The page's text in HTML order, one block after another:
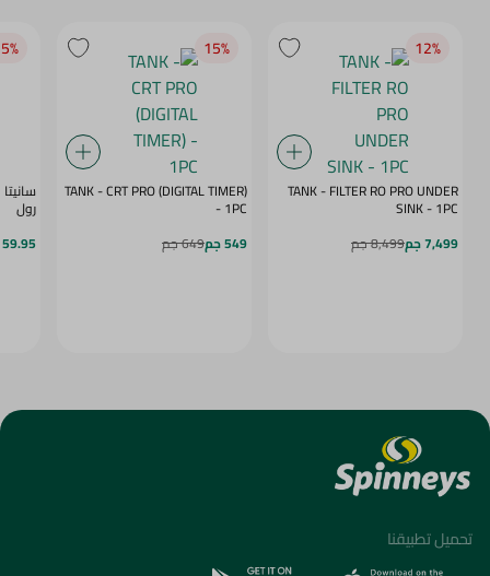
12‎%‎
TANK - FILTER RO PRO UNDER
SINK - 1PC
7,499 جم
8,499 جم
15‎%‎
TANK - CRT PRO (DIGITAL TIMER)
- 1PC
549 جم
649 جم
رول
59.95 جم
تحميل تطبيقنا